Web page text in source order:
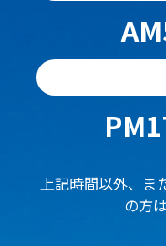
上記時間以外、
の方